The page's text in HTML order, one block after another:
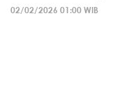
02/02/2026 01:00 WIB